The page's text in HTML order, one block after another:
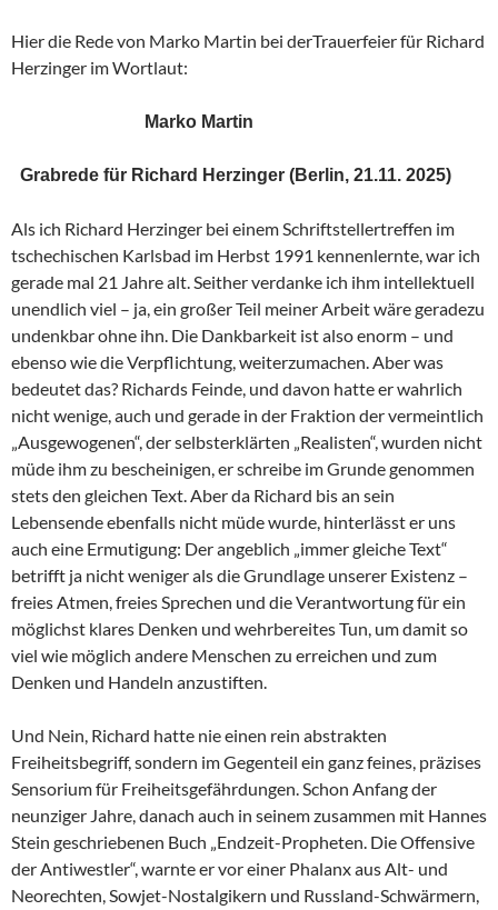
Hier die Rede von Marko Martin bei derTrauerfeier für Richard
Herzinger im Wortlaut:
Marko Martin
Grabrede für Richard Herzinger (Berlin, 21.11. 2025)
Als ich Richard Herzinger bei einem Schriftstellertreffen im
tschechischen Karlsbad im Herbst 1991 kennenlernte, war ich
gerade mal 21 Jahre alt. Seither verdanke ich ihm intellektuell
unendlich viel – ja, ein großer Teil meiner Arbeit wäre geradezu
undenkbar ohne ihn. Die Dankbarkeit ist also enorm – und
ebenso wie die Verpflichtung, weiterzumachen. Aber was
bedeutet das? Richards Feinde, und davon hatte er wahrlich
nicht wenige, auch und gerade in der Fraktion der vermeintlich
„Ausgewogenen“, der selbsterklärten „Realisten“, wurden nicht
müde ihm zu bescheinigen, er schreibe im Grunde genommen
stets den gleichen Text. Aber da Richard bis an sein
Lebensende ebenfalls nicht müde wurde, hinterlässt er uns
auch eine Ermutigung: Der angeblich „immer gleiche Text“
betrifft ja nicht weniger als die Grundlage unserer Existenz –
freies Atmen, freies Sprechen und die Verantwortung für ein
möglichst klares Denken und wehrbereites Tun, um damit so
viel wie möglich andere Menschen zu erreichen und zum
Denken und Handeln anzustiften.
Und Nein, Richard hatte nie einen rein abstrakten
Freiheitsbegriff, sondern im Gegenteil ein ganz feines, präzises
Sensorium für Freiheitsgefährdungen. Schon Anfang der
neunziger Jahre, danach auch in seinem zusammen mit Hannes
Stein geschriebenen Buch „Endzeit-Propheten. Die Offensive
der Antiwestler“, warnte er vor einer Phalanx aus Alt- und
Neorechten, Sowjet-Nostalgikern und Russland-Schwärmern,